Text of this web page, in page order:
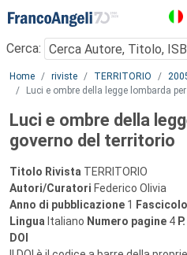
Menu
Cerca:
Main content
Home riviste TERRITORIO
Luci e ombre della legge lombarda
Luci e ombre della
governo del territorio
Titolo Rivista TERRITORIO
Autori/Curatori Federico Olivia
Anno di pubblicazione 1 Fascicolo
Lingua Italiano Numero pagine 4 P.
DOI